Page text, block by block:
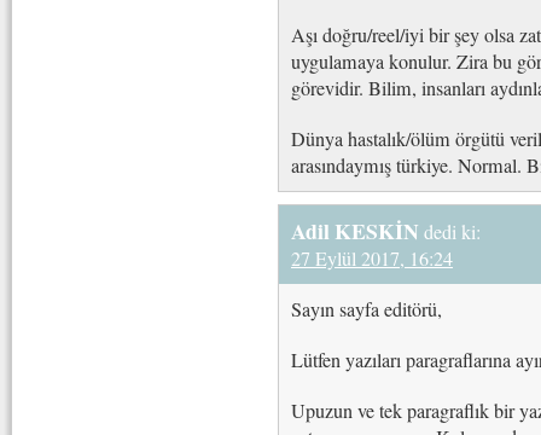
Aşı doğru/reel/iyi bir şey olsa
uygulamaya konulur. Zira bu
görevidir. Bilim, insanları
Dünya hastalık/ölüm örgütü
arasındaymış türkiye. Normal.
Adil KESKİN dedi ki:
27 Eylül 2017, 16:24
Sayın sayfa editörü,
Lütfen yazıları paragraflarına
Upuzun ve tek paragraflık bir